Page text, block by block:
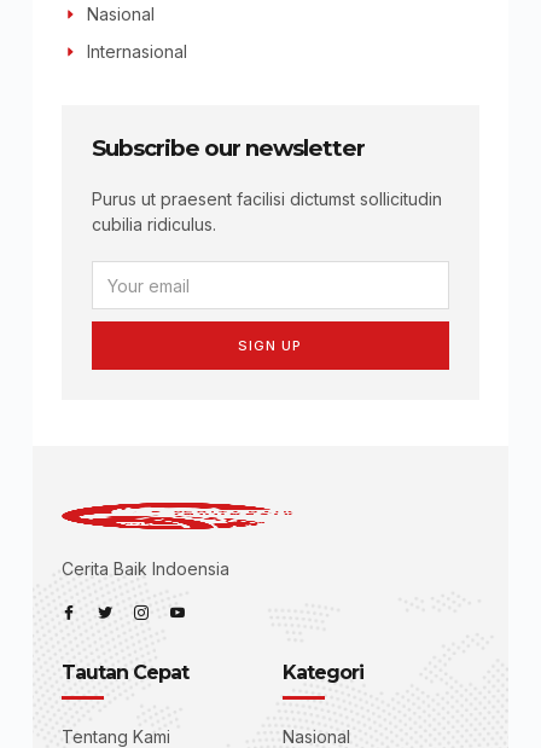
Nasional
Internasional
Subscribe our newsletter
Purus ut praesent facilisi dictumst sollicitudin
cubilia ridiculus.
SIGN UP
Cerita Baik Indoensia
Tautan Cepat
Tentang Kami
Kategori
Nasional